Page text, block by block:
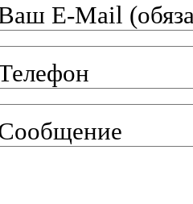
E-Mail